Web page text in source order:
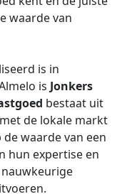
waarde van
is in
is Jonkers
bestaat uit
de lokale markt
waarde van een
hun expertise en